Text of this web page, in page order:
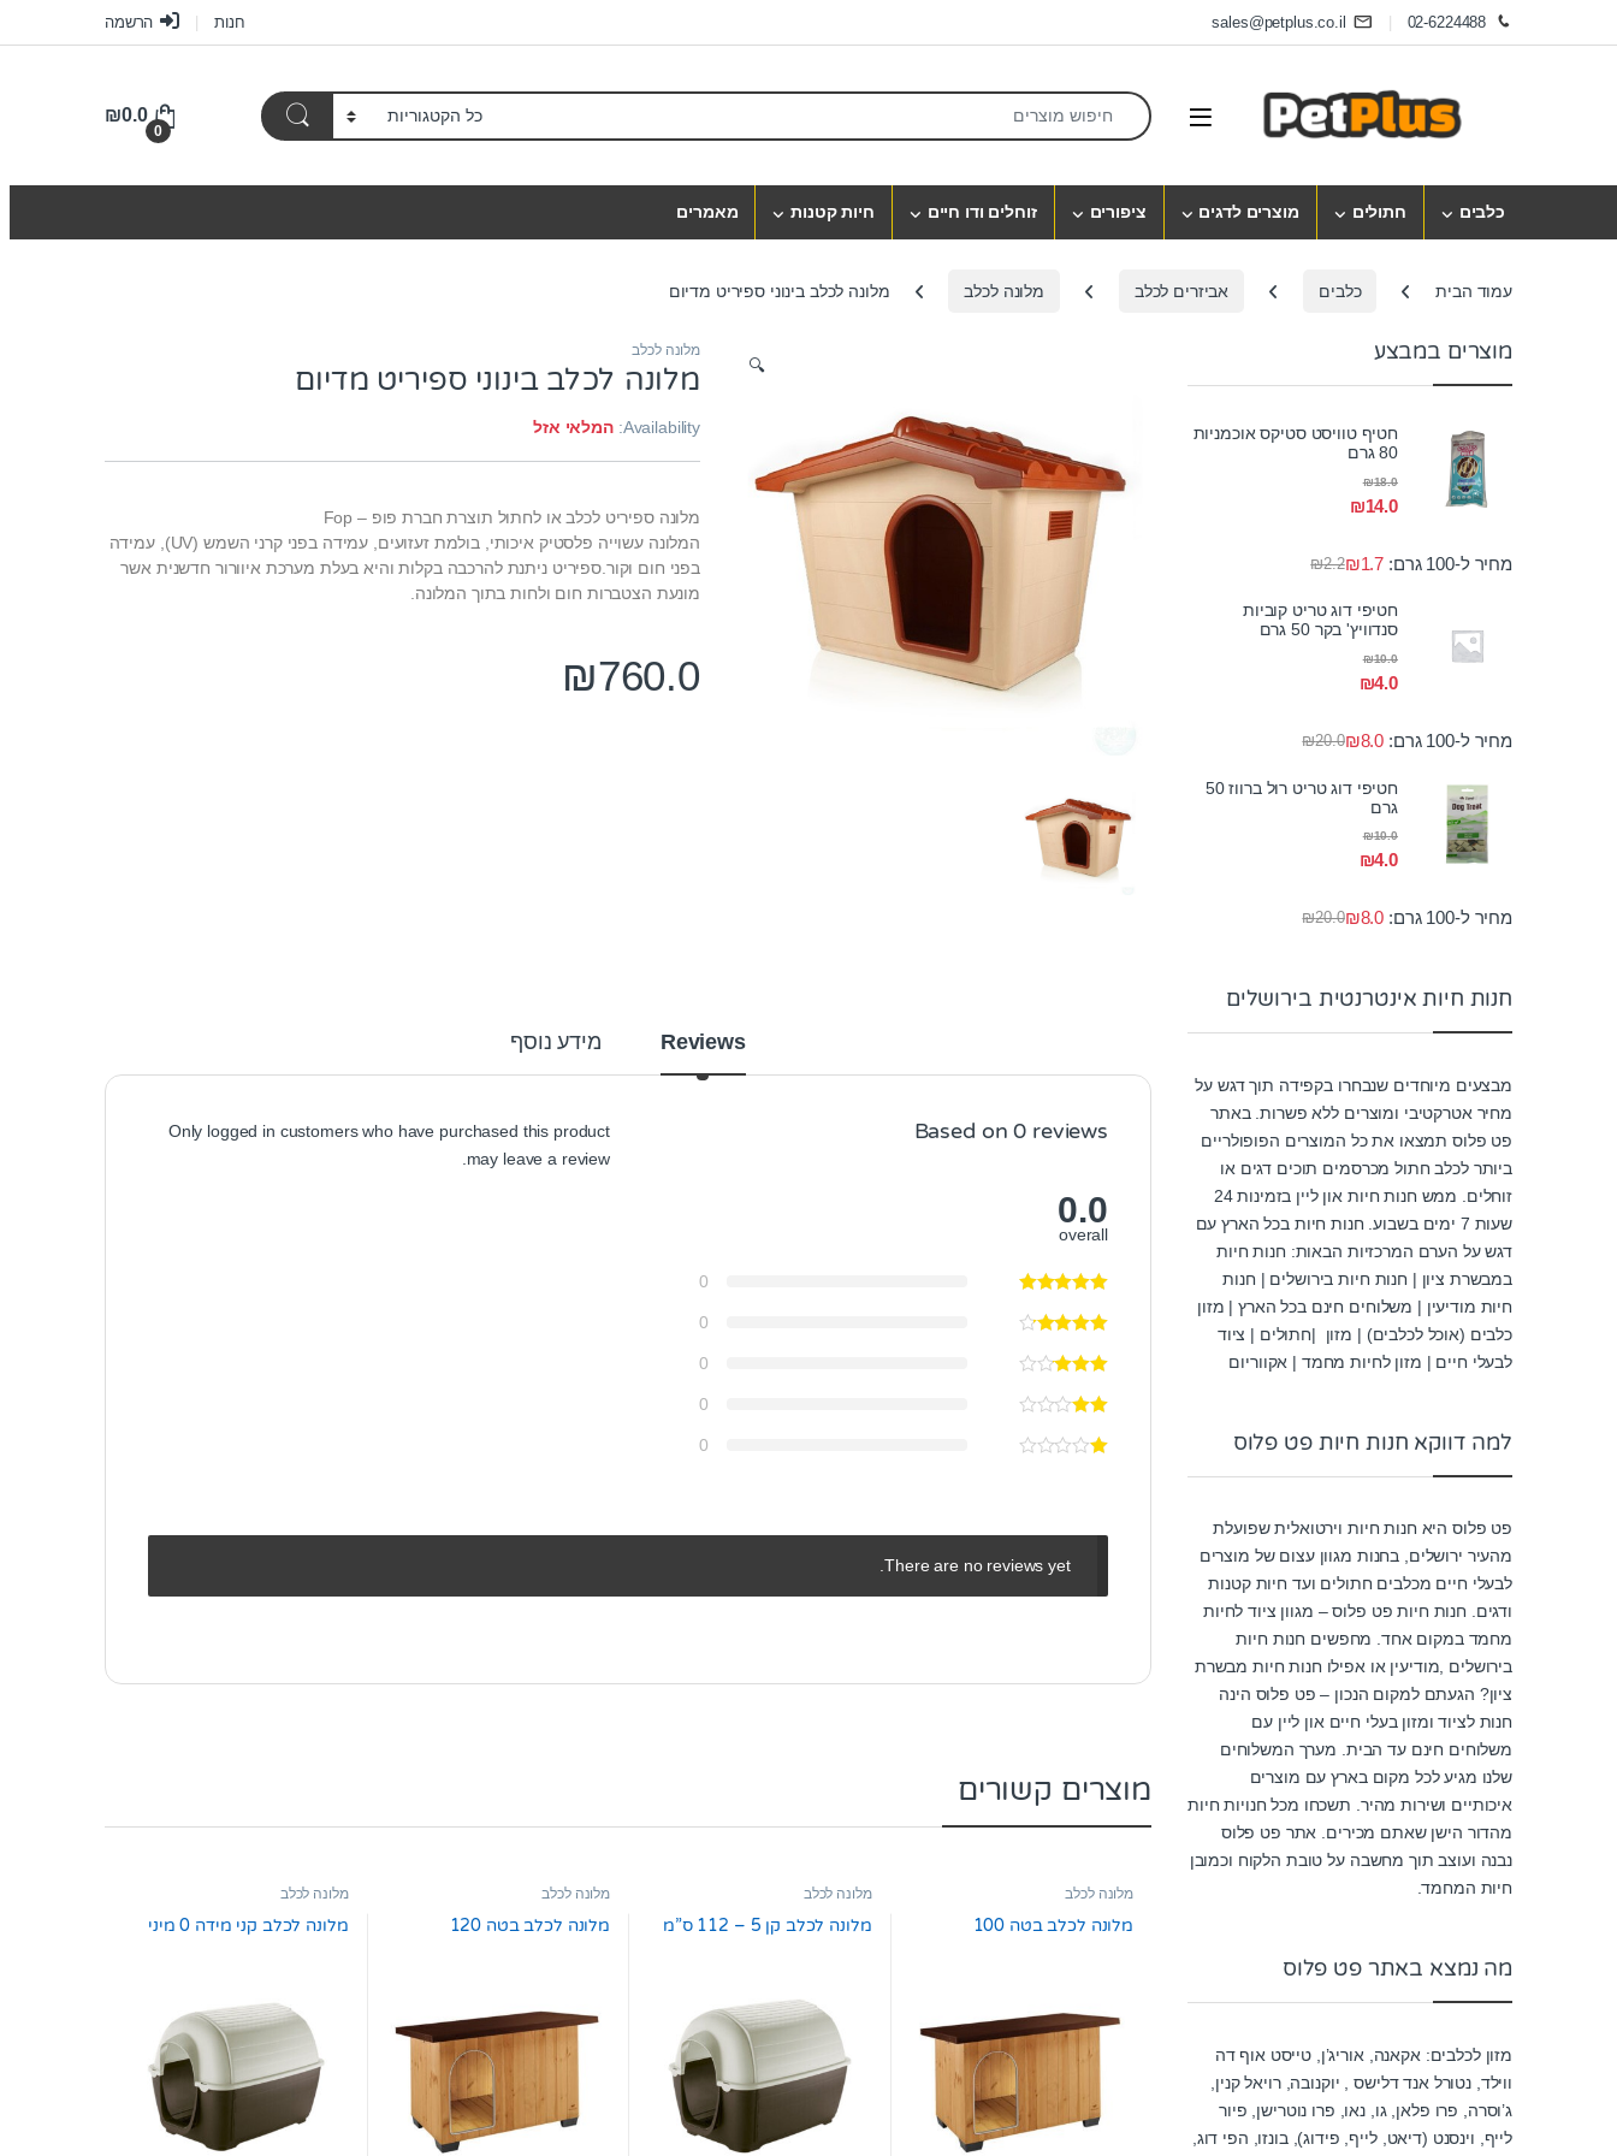
Skip to navigation
02-6224488
sales@petplus.co.il חנות הרשמה
Open
Search for:
0
₪0.0
כלבים חתולים מוצרים לדגים ציפורים זוחלים ודו חיים חיות קטנות מאמרים
עמוד הבית כלבים אביזרים לכלב מלונה לכלב מלונה לכלב בינוני ספיריט מדיום
🔍
מלונה לכלב
מלונה לכלב בינוני ספיריט מדיום
Availability: המלאי אזל
מלונה ספיריט לכלב או לחתול תוצרת חברת פופ – Fop
המלונה עשוייה פלסטיק איכותי, בולמת זעזועים, עמידה בפני קרני השמש (UV), עמידה
בפני חום וקור.ספיריט ניתנת להרכבה בקלות והיא בעלת מערכת איוורור חדשנית אשר
מונעת הצטברות חום ולחות בתוך המלונה.
₪760.0
Reviews מידע נוסף
Based on 0 reviews
0.0
overall
0
0
0
0
0
Only logged in customers who have purchased this product
may leave a review.
There are no reviews yet.
מוצרים קשורים
מלונה לכלב
מלונה לכלב בטה 100
מלונה לכלב
מלונה לכלב קן 5 – 112 ס”מ
מלונה לכלב
מלונה לכלב בטה 120
מלונה לכלב
מלונה לכלב קני מידה 0 מיני
מוצרים במבצע
חטיף טוויסט סטיקס אוכמניות
80 גרם
₪14.0
₪18.0
מחיר ל-100 גרם: ₪2.2₪1.7
חטיפי דוג טריט קוביות
סנדוויץ' בקר 50 גרם
₪4.0
₪10.0
מחיר ל-100 גרם: ₪20.0₪8.0
חטיפי דוג טריט רול ברווז 50
גרם
₪4.0
₪10.0
מחיר ל-100 גרם: ₪20.0₪8.0
חנות חיות אינטרנטית בירושלים
מבצעים מיוחדים שנבחרו בקפידה תוך דגש על
מחיר אטרקטיבי ומוצרים ללא פשרות. באתר
פט פלוס תמצאו את כל המוצרים הפופולריים
ביותר לכלב חתול מכרסמים תוכים דגים או
זוחלים. ממש חנות חיות און ליין בזמינות 24
שעות 7 ימים בשבוע. חנות חיות בכל הארץ עם
דגש על הערם המרכזיות הבאות: חנות חיות
במבשרת ציון | חנות חיות בירושלים | חנות
חיות מודיעין | משלוחים חינם בכל הארץ | מזון
כלבים (אוכל לכלבים) | מזון |חתולים | ציוד
לבעלי חיים | מזון לחיות מחמד | אקווריום
למה דווקא חנות חיות פט פלוס
פט פלוס היא חנות חיות וירטואלית שפועלת
מהעיר ירושלים, בחנות מגוון עצום של מוצרים
לבעלי חיים מכלבים חתולים ועד חיות קטנות
ודגים. חנות חיות פט פלוס – מגוון ציוד לחיות
מחמד במקום אחד. מחפשים חנות חיות
בירושלים ,מודיעין או אפילו חנות חיות מבשרת
ציון? הגעתם למקום הנכון – פט פלוס הינה
חנות לציוד ומזון בעלי חיים און ליין עם
משלוחים חינם עד הבית. מערך המשלוחים
שלנו מגיע לכל מקום בארץ עם מוצרים
איכותיים ושירות מהיר. תשכחו מכל חנויות חיות
מהדור הישן שאתם מכירים. אתר פט פלוס
נבנה ועוצב תוך מחשבה על טובת הלקוח וכמובן
חיות המחמד.
מה נמצא באתר פט פלוס
מזון לכלבים: אקאנה, אוריג’ן, טייסט אוף דה
ווילד, נטורל אנד דלישס , יוקנובה, רויאל קנין,
ג’וסרה, פרו פלאן, גו, נאו, פרו נוטרישן, פיור
לייף, וינסנט (דיאט, לייף, פידוג), בונזו, הפי דוג,